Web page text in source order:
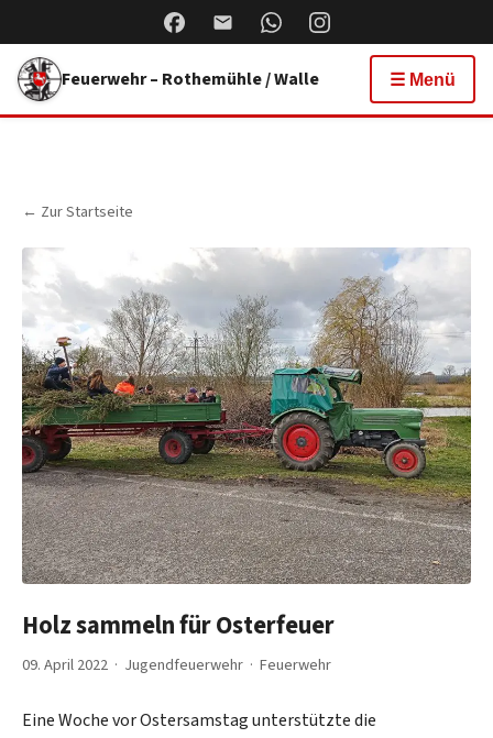
Feuerwehr – Rothemühle / Walle ☰ Menü
← Zur Startseite
Holz sammeln für Osterfeuer
09. April 2022 · Jugendfeuerwehr · Feuerwehr
Eine Woche vor Ostersamstag unterstützte die